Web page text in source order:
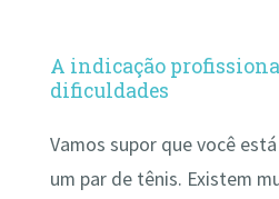
A indicação
dificuldades
Vamos supor que você
um par de tênis. Existem